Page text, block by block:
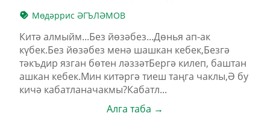
Мөдәррис ӘГЪЛӘМОВ
Китә алмыйм...Без йөзәбез...Дөнья ап-ак
күбек.Без йөзәбез менә шашкан кебек,Безгә
тәкъдир язган бөтен ләззәтБергә килеп, баштан
ашкан кебек.Мин китәргә тиеш таңга чаклы,Ә бу
кичә кабатланачакмы?Кабатл...
Алга таба →